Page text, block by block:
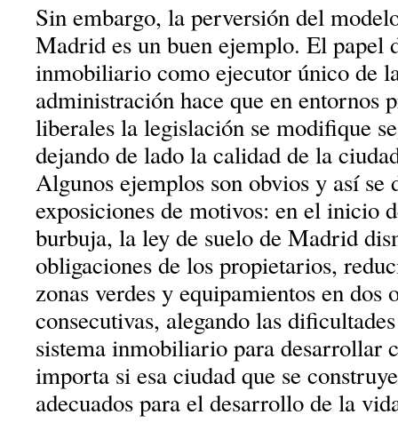
Sin embargo, la perversión del
Madrid es un buen ejemplo. El papel
inmobiliario como ejecutor único de
administración hace que en entornos
liberales la legislación se modifique
dejando de lado la calidad de la
Algunos ejemplos son obvios y así se
exposiciones de motivos: en el inicio
burbuja, la ley de suelo de Madrid
obligaciones de los propietarios,
zonas verdes y equipamientos en dos
consecutivas, alegando las
sistema inmobiliario para desarrollar
importa si esa ciudad que se
adecuados para el desarrollo de la